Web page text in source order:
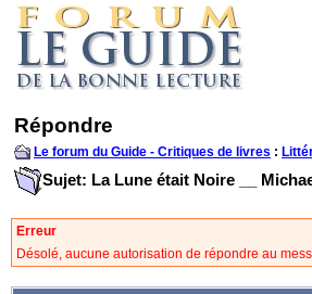
Répondre
Le forum du Guide - Critiques de livres :
Sujet: La Lune était Noire __
Erreur
Désolé, aucune autorisation de répondre au